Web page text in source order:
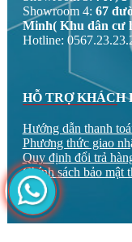
Showroom 4: 67
Minh( Khu dân cư
Hotline:
HỖ TRỢ KHÁCH
Hướng dẫn thanh
Phương thức giao
Quy định đổi trả
Chính sách bảo mật